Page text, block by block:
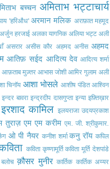
बच्चन अमिताभ भट्टाचार्य
'हरिऔध' अरमान मलिक अराफ़ात महमूद
अर्जुन हरजाई अलका यागनिक अलिया भट्ट अली
असरार असीस कौर अहमद अनीस अहमद
आतिफ़ सईद आदित्य देव आदित्य शर्मा
आफ़ताब मुज़्तर आभास जोशी आमिर गुलाम अली
चिनॉय आशा भोसले आशीष पंडित आश्विन
इन्दर बावरा इन्द्रदीप दासगुप्ता इन्या इफ़्तिख़ार
इरशाद कामिल इलयराजा उदयप्रकाश
तुराज़ एम एम करीम एम. जी. श्रीकुमार.
ओ पी नैयर कनीश शर्मा कनु रॉय कपिल
कविता कृष्णामूर्ति कविता मूर्ति देशपांडे
क़ौसर मुनीर कार्तिक कार्तिक अय्यर